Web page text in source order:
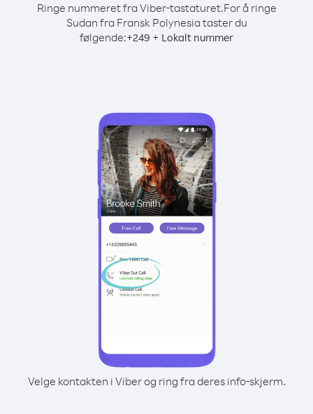
Ringe nummeret fra Viber-tastaturet.For å ringe
Sudan fra Fransk Polynesia taster du
følgende:+249 + Lokalt nummer
Velge kontakten i Viber og ring fra deres info-skjerm.